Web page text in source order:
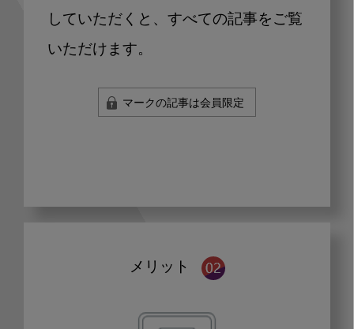
していただくと、すべての記事をご覧
いただけます。
マークの記事は会員限定
メリット